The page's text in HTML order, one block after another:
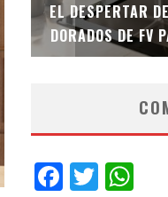
EL DESPERTAR
DORADOS DE FV
Facebook